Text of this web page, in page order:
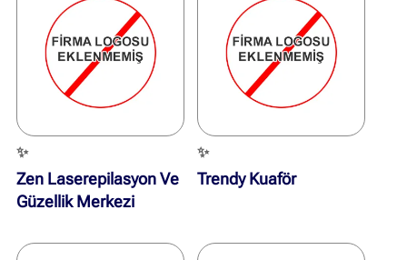
✨
Zen Laserepilasyon Ve
Güzellik Merkezi
✨
Trendy Kuaför